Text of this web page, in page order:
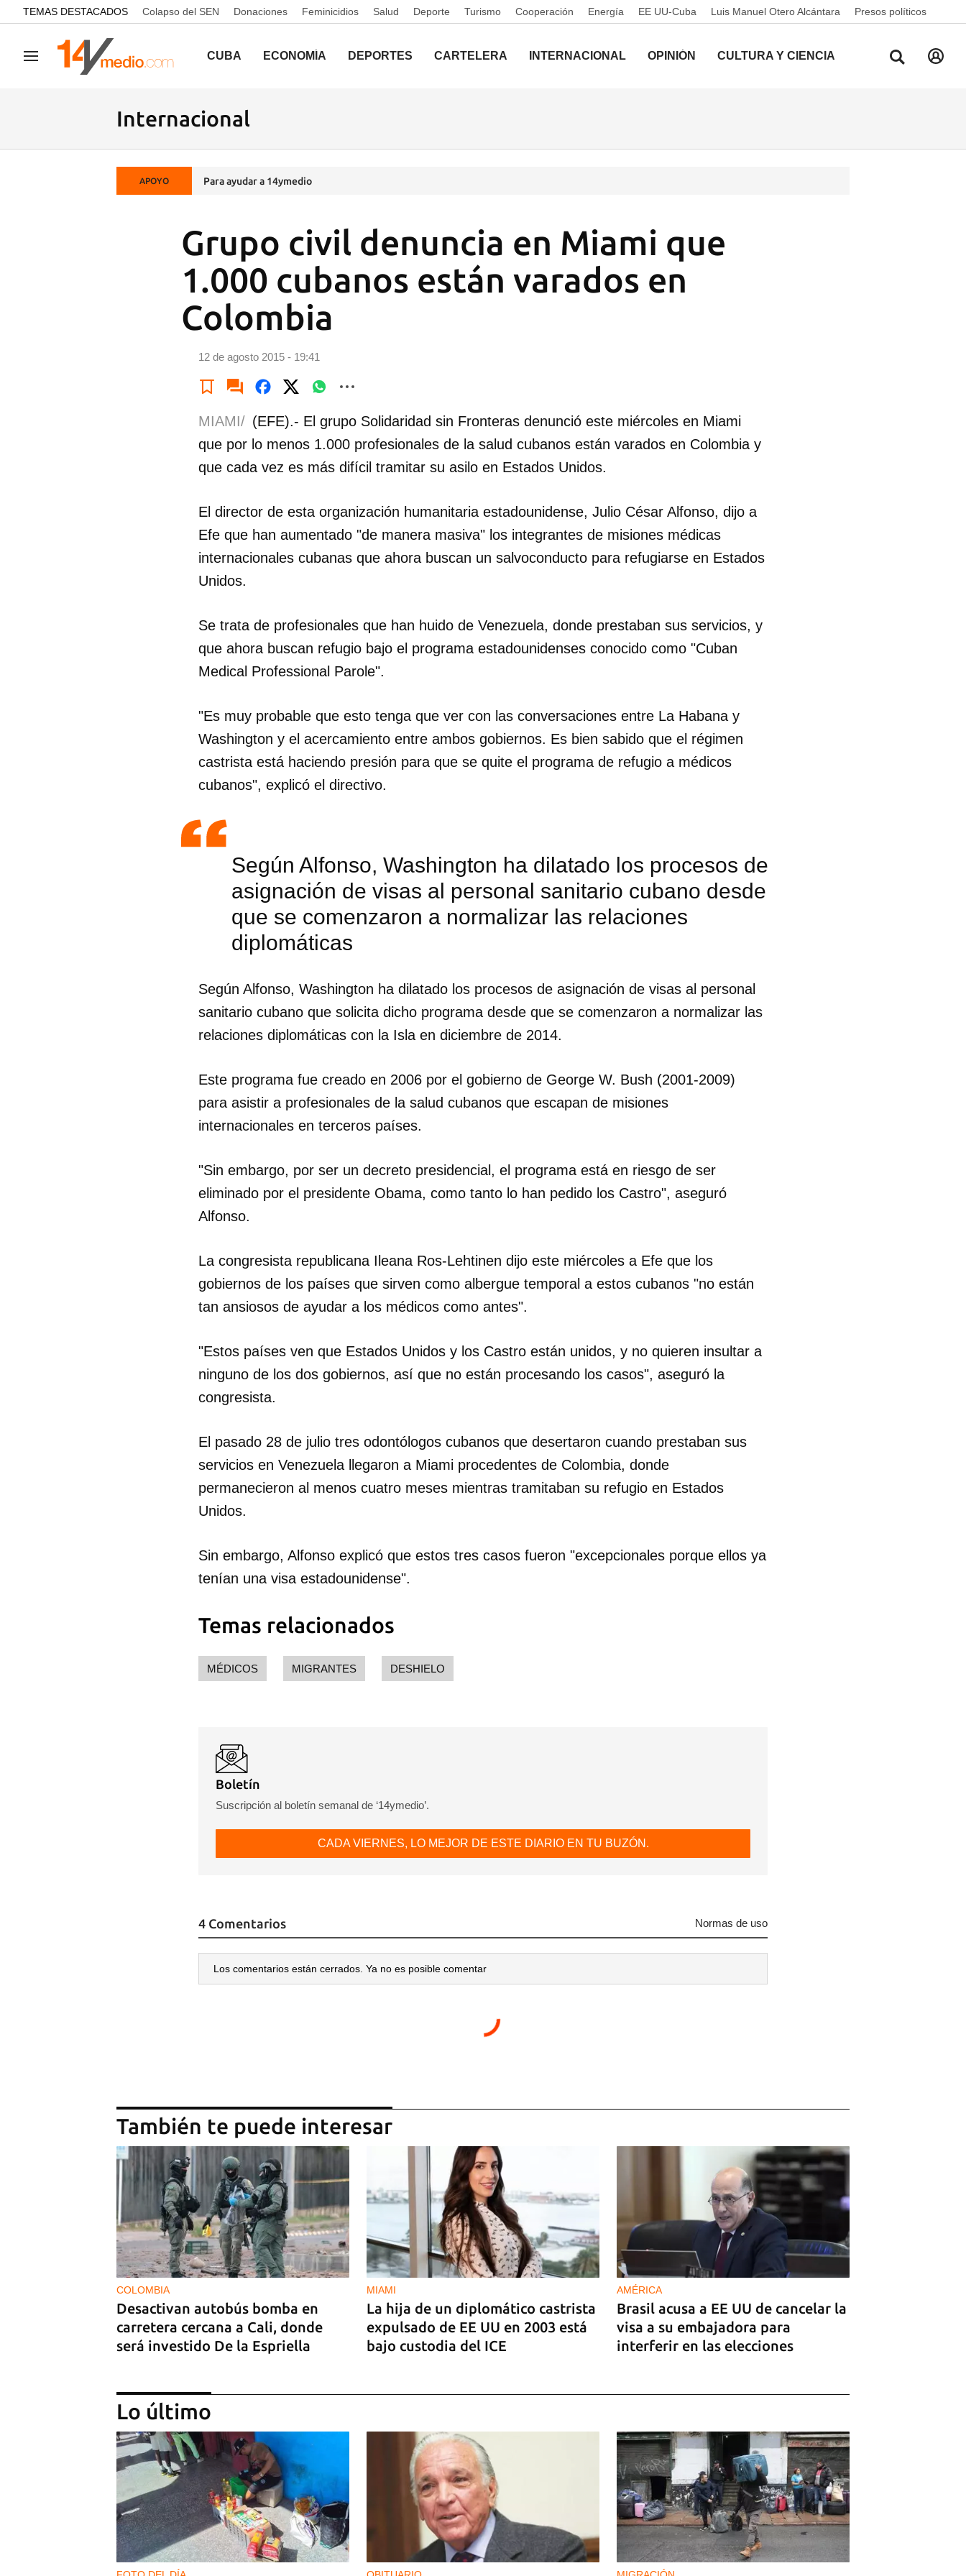
common.go-to-content
TEMAS DESTACADOS Colapso del SEN Donaciones Feminicidios Salud Deporte Turismo Cooperación Energía EE UU-Cuba Luis Manuel Otero Alcántara Presos políticos
Navegación CUBA ECONOMÍA DEPORTES CARTELERA INTERNACIONAL OPINIÓN CULTURA Y CIENCIA
Internacional
APOYO Para ayudar a 14ymedio
Grupo civil denuncia en Miami que
1.000 cubanos están varados en
Colombia
12 de agosto 2015 - 19:41
Para poder guardar como favorito, primero has de iniciar sesión con tu
cuenta de 14ymedio.
CANCELAR
MIAMI/ (EFE).- El grupo Solidaridad sin Fronteras denunció este miércoles en Miami
que por lo menos 1.000 profesionales de la salud cubanos están varados en Colombia y
que cada vez es más difícil tramitar su asilo en Estados Unidos.
El director de esta organización humanitaria estadounidense, Julio César Alfonso, dijo a
Efe que han aumentado "de manera masiva" los integrantes de misiones médicas
internacionales cubanas que ahora buscan un salvoconducto para refugiarse en Estados
Unidos.
Se trata de profesionales que han huido de Venezuela, donde prestaban sus servicios, y
que ahora buscan refugio bajo el programa estadounidenses conocido como "Cuban
Medical Professional Parole".
"Es muy probable que esto tenga que ver con las conversaciones entre La Habana y
Washington y el acercamiento entre ambos gobiernos. Es bien sabido que el régimen
castrista está haciendo presión para que se quite el programa de refugio a médicos
cubanos", explicó el directivo.
Según Alfonso, Washington ha dilatado los procesos de
asignación de visas al personal sanitario cubano desde
que se comenzaron a normalizar las relaciones
diplomáticas
Según Alfonso, Washington ha dilatado los procesos de asignación de visas al personal
sanitario cubano que solicita dicho programa desde que se comenzaron a normalizar las
relaciones diplomáticas con la Isla en diciembre de 2014.
Este programa fue creado en 2006 por el gobierno de George W. Bush (2001-2009)
para asistir a profesionales de la salud cubanos que escapan de misiones
internacionales en terceros países.
"Sin embargo, por ser un decreto presidencial, el programa está en riesgo de ser
eliminado por el presidente Obama, como tanto lo han pedido los Castro", aseguró
Alfonso.
La congresista republicana Ileana Ros-Lehtinen dijo este miércoles a Efe que los
gobiernos de los países que sirven como albergue temporal a estos cubanos "no están
tan ansiosos de ayudar a los médicos como antes".
"Estos países ven que Estados Unidos y los Castro están unidos, y no quieren insultar a
ninguno de los dos gobiernos, así que no están procesando los casos", aseguró la
congresista.
El pasado 28 de julio tres odontólogos cubanos que desertaron cuando prestaban sus
servicios en Venezuela llegaron a Miami procedentes de Colombia, donde
permanecieron al menos cuatro meses mientras tramitaban su refugio en Estados
Unidos.
Sin embargo, Alfonso explicó que estos tres casos fueron "excepcionales porque ellos ya
tenían una visa estadounidense".
Temas relacionados
MÉDICOS MIGRANTES DESHIELO
Boletín
Suscripción al boletín semanal de ‘14ymedio’.
CADA VIERNES, LO MEJOR DE ESTE DIARIO EN TU BUZÓN.
4 Comentarios Normas de uso
Los comentarios están cerrados. Ya no es posible comentar
También te puede interesar
COLOMBIA
Desactivan autobús bomba en
carretera cercana a Cali, donde
será investido De la Espriella
MIAMI
La hija de un diplomático castrista
expulsado de EE UU en 2003 está
bajo custodia del ICE
AMÉRICA
Brasil acusa a EE UU de cancelar la
visa a su embajadora para
interferir en las elecciones
GUERRA
Al menos 17 muertos y 44 heridos
en ataques nocturnos de Rusia
Lo último